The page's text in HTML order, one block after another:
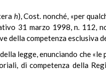
h), Cost. nonché, «per
31 marzo 1998, n. 112,
della competenza esclusiva
legge, enunciando che
di competenza della